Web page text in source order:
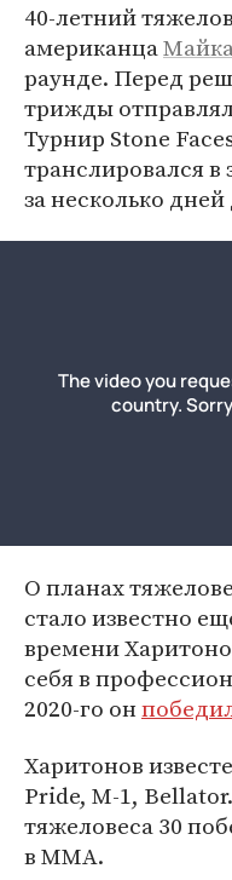
40-летний
американца
раунде. Перед
трижды
Турнир Stone
транслировался
за несколько дней
О планах
стало известно
времени
себя в
2020-го он
Харитонов
Pride, M-1,
тяжеловеса 30
в MMA.